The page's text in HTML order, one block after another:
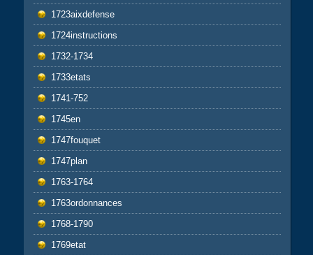
1723aixdefense
1724instructions
1732-1734
1733etats
1741-752
1745en
1747fouquet
1747plan
1763-1764
1763ordonnances
1768-1790
1769etat